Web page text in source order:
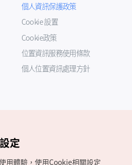
個人資訊保護政策
Cookie 設置
Cookie政策
位置資訊服務使用條款
個人位置資訊處理方針
定
用體驗，使用Cookie相關設定